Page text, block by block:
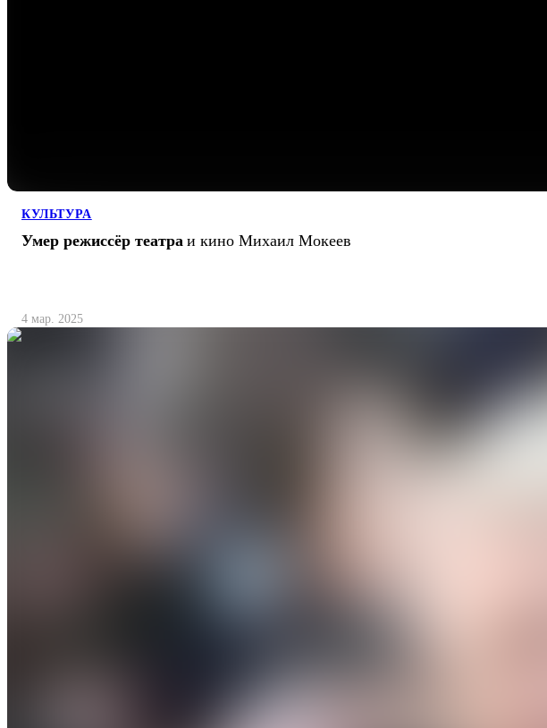
КУЛЬТУРА
Умер режиссёр театра и кино Михаил Мокеев
4 мар. 2025